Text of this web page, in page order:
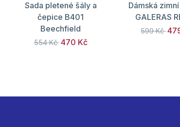
Sada pletené šály a
čepice B401
Beechfield
554 Kč 470 Kč
Dámská
GALERAS
599 Kč